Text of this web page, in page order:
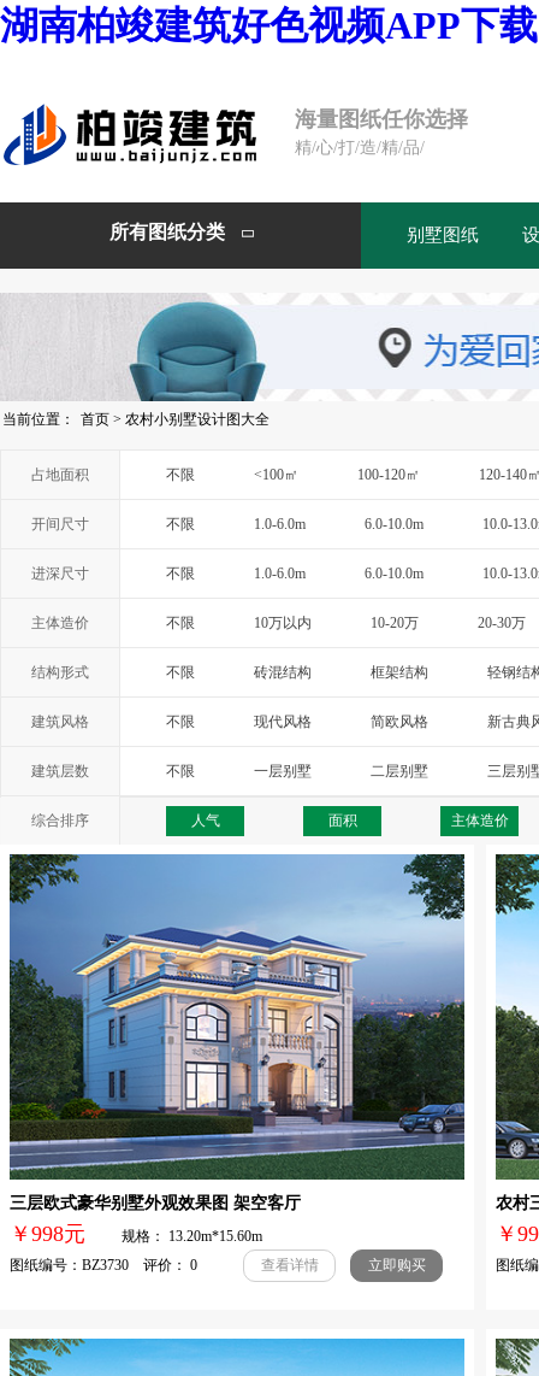
湖南柏竣建筑好色视频APP下载
海量图纸任你选择
精/心/打/造/精/品/
所有图纸分类  别墅图纸
当前位置： 首页 > 农村小别墅设计图大全
占地面积 不限 <100㎡ 100-120㎡ 120-140
开间尺寸 不限 1.0-6.0m 6.0-10.0m 10.0-
进深尺寸 不限 1.0-6.0m 6.0-10.0m 10.0-
主体造价 不限 10万以内 10-20万 20-30万
结构形式 不限 砖混结构 框架结构 轻钢结
建筑风格 不限 现代风格 简欧风格 新古典
西班牙风格 地中海风格
建筑层数 不限 一层别墅 二层别墅 三层别
综合排序 人气 面积 主体造价
三层欧式豪华别墅外观效果图 架空客厅
￥998元
规格： 13.20m*15.60m
图纸编号：BZ3730 评价： 0
查看详情 立即购买
农村
￥
图纸编